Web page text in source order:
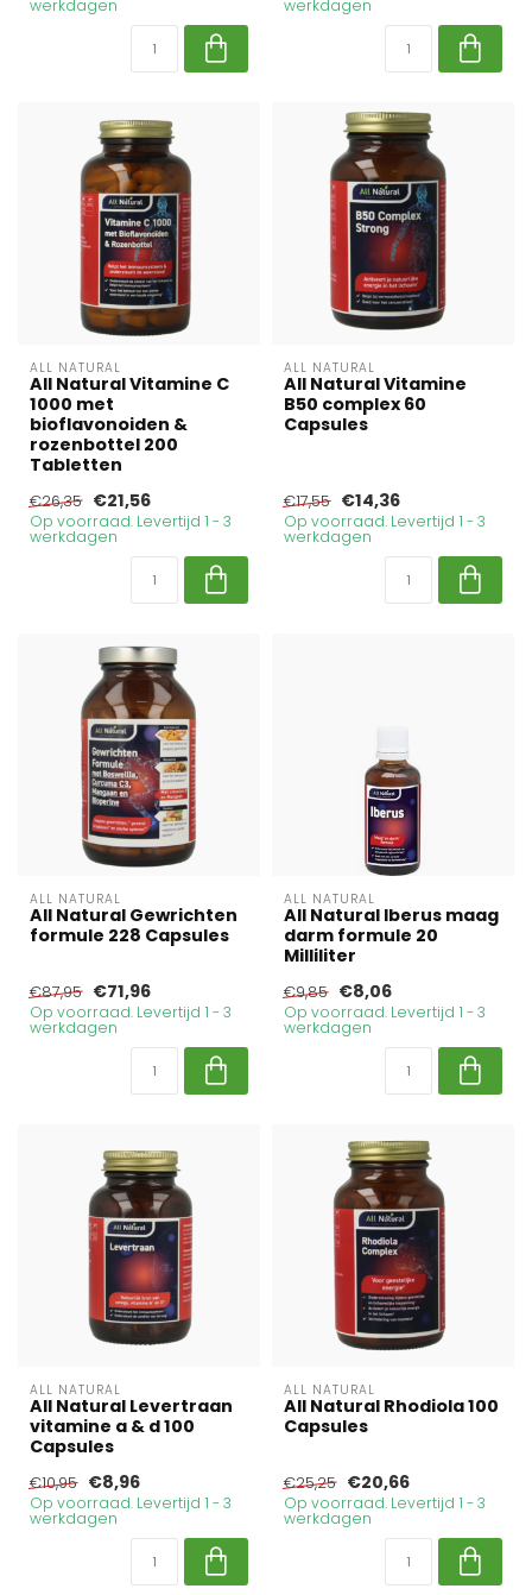
werkdagen werkdagen
ALL NATURAL
All Natural Vitamine C
1000 met
bioflavonoiden &
rozenbottel 200
Tabletten
€26,35 €21,56
Op voorraad. Levertijd 1 - 3
werkdagen
ALL NATURAL
All Natural Vitamine
B50 complex 60
Capsules
€17,55 €14,36
Op voorraad. Levertijd 1 - 3
werkdagen
ALL NATURAL
All Natural Gewrichten
formule 228 Capsules
€87,95 €71,96
Op voorraad. Levertijd 1 - 3
werkdagen
ALL NATURAL
All Natural Iberus maag
darm formule 20
Milliliter
€9,85 €8,06
Op voorraad. Levertijd 1 - 3
werkdagen
ALL NATURAL
All Natural Levertraan
vitamine a & d 100
Capsules
€10,95 €8,96
Op voorraad. Levertijd 1 - 3
werkdagen
ALL NATURAL
All Natural Rhodiola 100
Capsules
€25,25 €20,66
Op voorraad. Levertijd 1 - 3
werkdagen